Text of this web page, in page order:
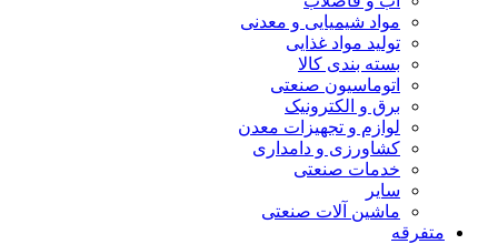
مواد شیمیایی و معدنی
تولید مواد غذایی
بسته بندی کالا
اتوماسیون صنعتی
برق و الکترونیک
لوازم و تجهیزات معدن
کشاورزی و دامداری
خدمات صنعتی
سایر
ماشین آلات صنعتی
متفرقه